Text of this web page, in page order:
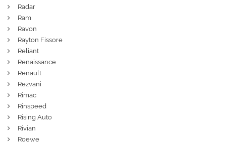
Radar
Ram
Ravon
Rayton Fissore
Reliant
Renaissance
Renault
Rezvani
Rimac
Rinspeed
Rising Auto
Rivian
Roewe